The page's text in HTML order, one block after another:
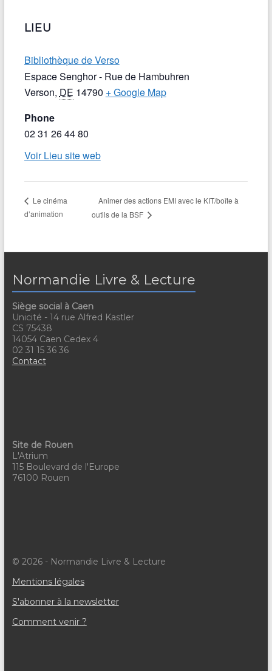
LIEU
Bibliothèque de Verso
Espace Senghor - Rue de Hambuhren
Verson, DE 14790 + Google Map
Phone
02 31 26 44 80
Voir Lieu site web
Le cinéma
d’animation
Animer des actions EMI avec le KIT/boîte à
outils de la BSF
Normandie Livre & Lecture
Siège social à Caen
Unicité - 14 rue Alfred Kastler
CS 75438
14054 Caen Cedex 4
02 31 15 36 36
Contact
Site de Rouen
L'Atrium
115 Boulevard de l'Europe
76100 Rouen
© 2026 - Normandie Livre & Lecture
Mentions légales
S'abonner à la newsletter
Comment venir ?